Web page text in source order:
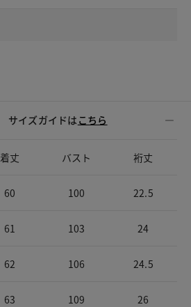
サイズガイドは こちら
着丈 バスト 裄丈
60 100 22.5
61 103 24
62 106 24.5
63 109 26